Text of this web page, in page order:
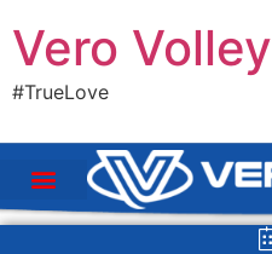
Vero Volley
#TrueLove